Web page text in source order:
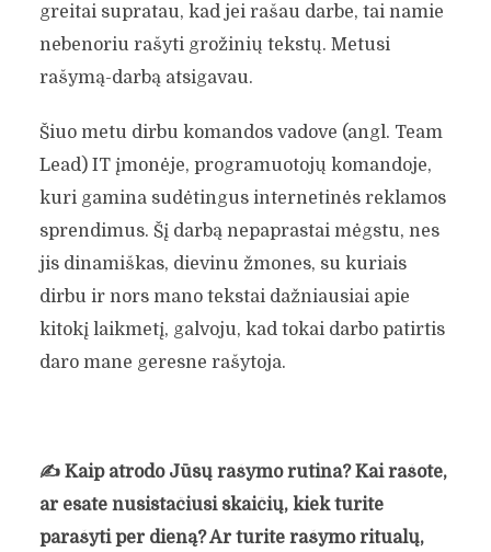
greitai supratau, kad jei rašau darbe, tai namie
nebenoriu rašyti grožinių tekstų. Metusi
rašymą-darbą atsigavau.
Šiuo metu dirbu komandos vadove (angl. Team
Lead) IT įmonėje, programuotojų komandoje,
kuri gamina sudėtingus internetinės reklamos
sprendimus. Šį darbą nepaprastai mėgstu, nes
jis dinamiškas, dievinu žmones, su kuriais
dirbu ir nors mano tekstai dažniausiai apie
kitokį laikmetį, galvoju, kad tokai darbo patirtis
daro mane geresne rašytoja.
✍️ Kaip atrodo Jūsų rašymo rutina? Kai rašote,
ar esate nusistačiusi skaičių, kiek turite
parašyti per dieną? Ar turite rašymo ritualų,